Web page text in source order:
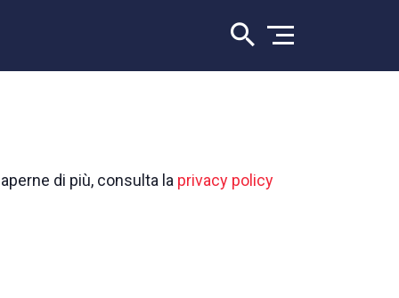
di più, consulta la privacy policy